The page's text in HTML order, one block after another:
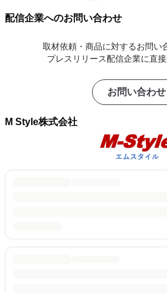
配信企業へのお問い合わせ
取材依頼・商品に対するお問い
プレスリリース配信企業に直接
お問い合わせ
M Style株式会社